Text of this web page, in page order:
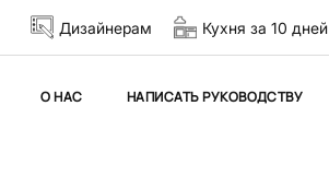
Дизайнерам Кухня за 10 дней
О НАС НАПИСАТЬ РУКОВОДСТВУ